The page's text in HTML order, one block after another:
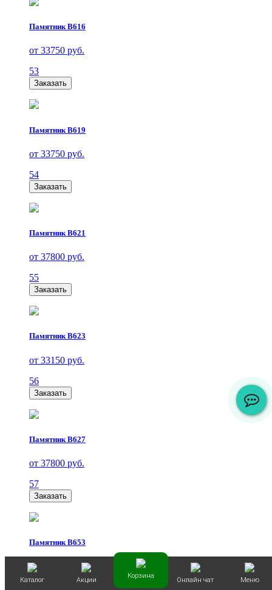
Памятник В616
от 33750 руб.
53
Заказать
Памятник В619
от 33750 руб.
54
Заказать
Памятник В621
от 37800 руб.
55
Заказать
Памятник В623
от 33150 руб.
56
Заказать
Памятник В627
от 37800 руб.
57
Заказать
Памятник В653
от 33150 руб.
Каталог Акции
Корзина
Онлайн чат Меню